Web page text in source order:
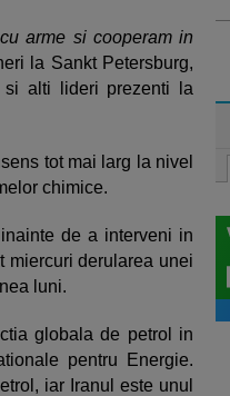
arme si cooperam in
la Sankt Petersburg,
si alti lideri prezenti la
tot mai larg la nivel
chimice.
de a interveni in
miercuri derularea unei
luni.
globala de petrol in
pentru Energie.
iar Iranul este unul